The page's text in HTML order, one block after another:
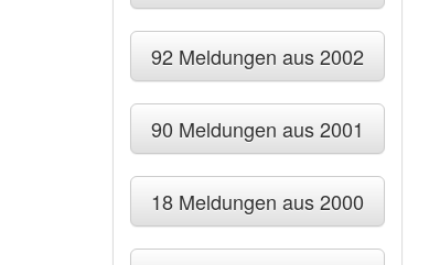
92 Meldungen aus 2002
90 Meldungen aus 2001
18 Meldungen aus 2000